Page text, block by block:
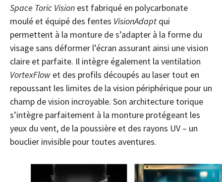
Space Toric Vision est fabriqué en polycarbonate
moulé et équipé des fentes VisionAdapt qui
permettent à la monture de s’adapter à la forme du
visage sans déformer l’écran assurant ainsi une vision
claire et parfaite. Il intègre également la ventilation
VortexFlow et des profils découpés au laser tout en
repoussant les limites de la vision périphérique pour un
champ de vision incroyable. Son architecture torique
s’intègre parfaitement à la monture protégeant les
yeux du vent, de la poussière et des rayons UV – un
bouclier invisible pour toutes aventures.